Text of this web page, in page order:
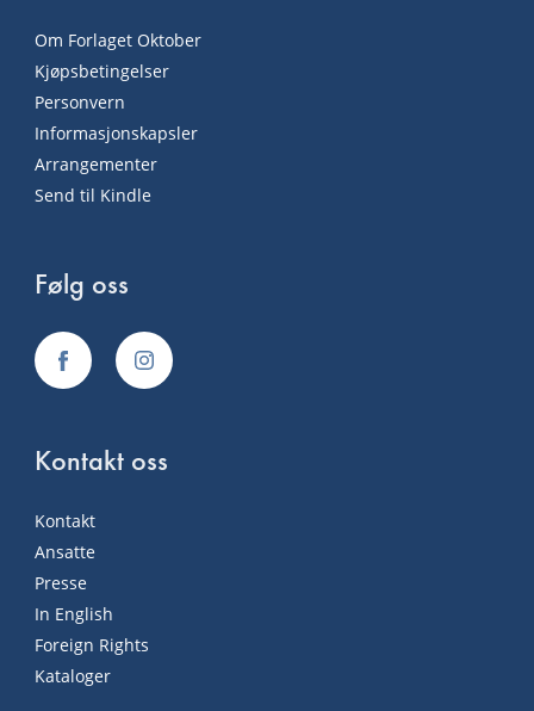
Om Forlaget Oktober
Kjøpsbetingelser
Personvern
Informasjonskapsler
Arrangementer
Send til Kindle
Følg oss
Kontakt oss
Kontakt
Ansatte
Presse
In English
Foreign Rights
Kataloger